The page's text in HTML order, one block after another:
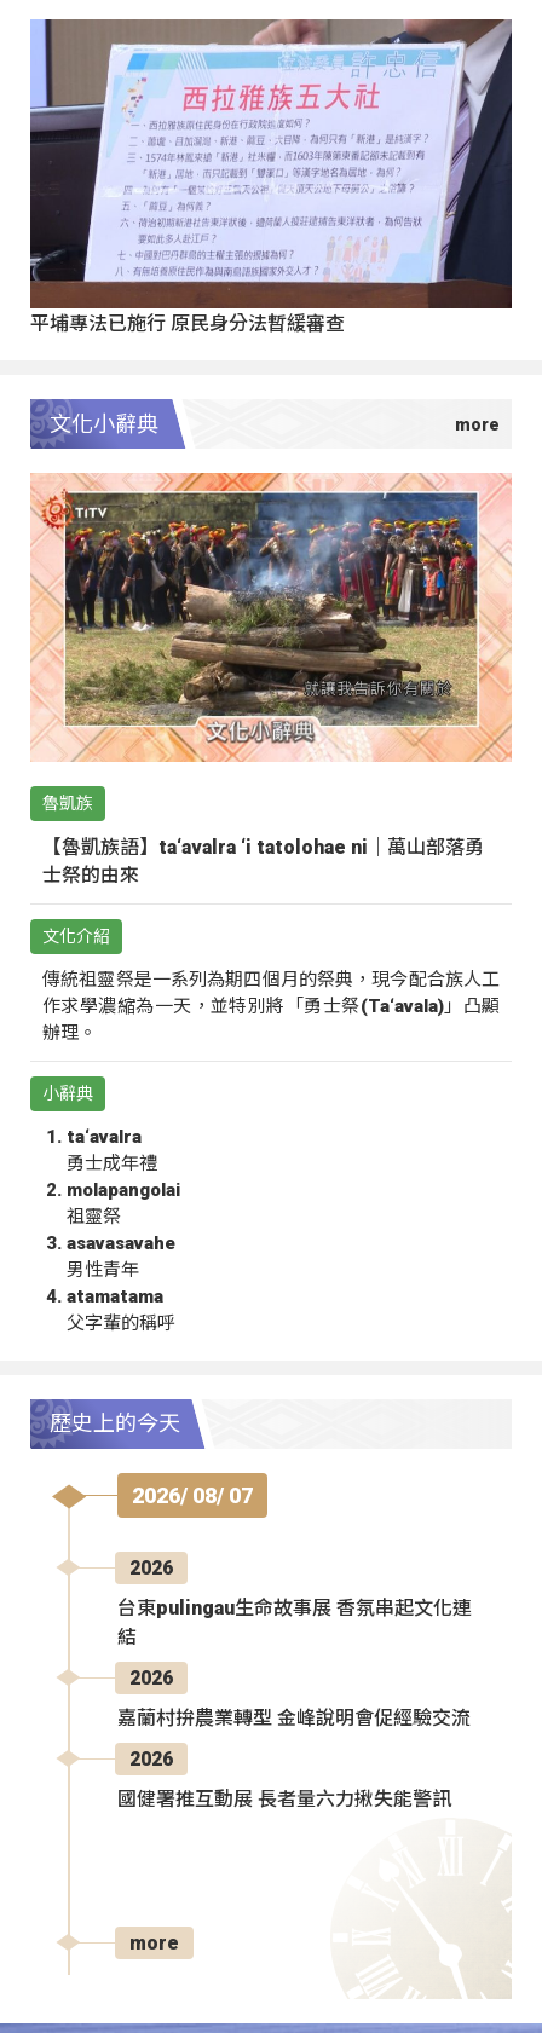
平埔專法已施行 原民身分法暫緩審查
文化小辭典
魯凱族
【魯凱族語】ta‘avalra ‘i tatolohae ni｜萬山部落勇
士祭的由來
文化介紹
傳統祖靈祭是一系列為期四個月的祭典，現今配合族人工
作求學濃縮為一天，並特別將「勇士祭(Ta‘avala)」凸顯
辦理。
小辭典
ta‘avalra
勇士成年禮
molapangolai
祖靈祭
asavasavahe
男性青年
atamatama
父字輩的稱呼
歷史上的今天
2026/ 08/ 07
2026
台東pulingau生命故事展 香氛串起文化連
結
2026
嘉蘭村拚農業轉型 金峰說明會促經驗交流
2026
國健署推互動展 長者量六力揪失能警訊
more